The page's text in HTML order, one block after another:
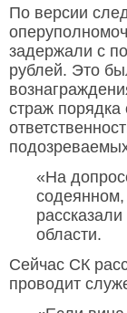
По версии
задержали с
рублей. Это
страж
«На
области.
Сейчас СК
проводит